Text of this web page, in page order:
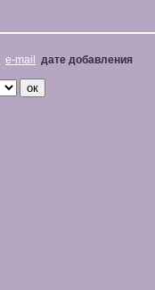
e-mail дате добавления